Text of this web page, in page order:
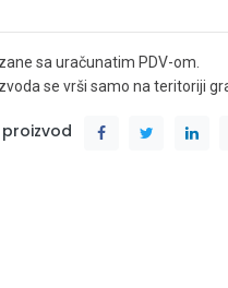
sa uračunatim PDV-om.
se vrši samo na teritoriji